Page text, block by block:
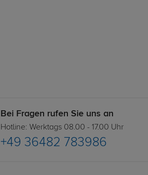
Bei Fragen rufen Sie uns an
Hotline: Werktags 08.00 - 17.00 Uhr
+49 36482 783986